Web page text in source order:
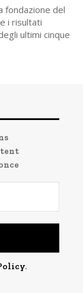
fondazione del
i risultati
ultimi cinque
.